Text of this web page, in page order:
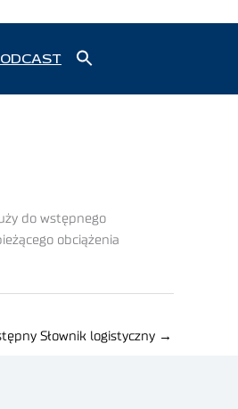
do wstępnego
obciążenia
Słownik logistyczny →